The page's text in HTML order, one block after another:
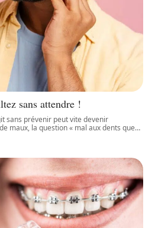
sans attendre !
sans prévenir peut vite devenir
maux, la question « mal aux dents que…